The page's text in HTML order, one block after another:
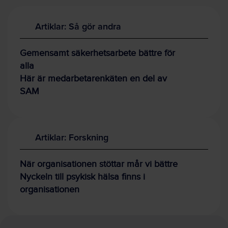
Artiklar: Så gör andra
Gemensamt säkerhetsarbete bättre för
alla
Här är medarbetarenkäten en del av
SAM
Artiklar: Forskning
När organisationen stöttar mår vi bättre
Nyckeln till psykisk hälsa finns i
organisationen